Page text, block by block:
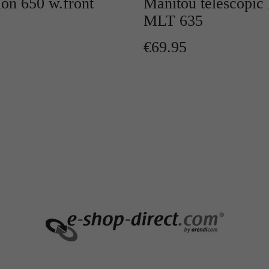
650 w.front
Manitou telescopic
MLT 635
€69.95